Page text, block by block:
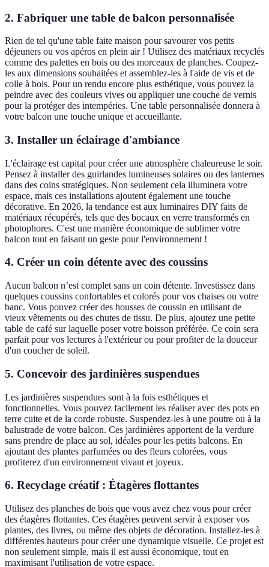
2. Fabriquer une table de balcon personnalisée
Rien de tel qu'une table faite maison pour savourer vos petits
déjeuners ou vos apéros en plein air ! Utilisez des matériaux recyclés
comme des palettes en bois ou des morceaux de planches. Coupez-
les aux dimensions souhaitées et assemblez-les à l'aide de vis et de
colle à bois. Pour un rendu encore plus esthétique, vous pouvez la
peindre avec des couleurs vives ou appliquer une couche de vernis
pour la protéger des intempéries. Une table personnalisée donnera à
votre balcon une touche unique et accueillante.
3. Installer un éclairage d'ambiance
L'éclairage est capital pour créer une atmosphère chaleureuse le soir.
Pensez à installer des guirlandes lumineuses solaires ou des lanternes
dans des coins stratégiques. Non seulement cela illuminera votre
espace, mais ces installations ajoutent également une touche
décorative. En 2026, la tendance est aux luminaires DIY faits de
matériaux récupérés, tels que des bocaux en verre transformés en
photophores. C'est une manière économique de sublimer votre
balcon tout en faisant un geste pour l'environnement !
4. Créer un coin détente avec des coussins
Aucun balcon n’est complet sans un coin détente. Investissez dans
quelques coussins confortables et colorés pour vos chaises ou votre
banc. Vous pouvez créer des housses de coussin en utilisant de
vieux vêtements ou des chutes de tissu. De plus, ajoutez une petite
table de café sur laquelle poser votre boisson préférée. Ce coin sera
parfait pour vos lectures à l'extérieur ou pour profiter de la douceur
d'un coucher de soleil.
5. Concevoir des jardinières suspendues
Les jardinières suspendues sont à la fois esthétiques et
fonctionnelles. Vous pouvez facilement les réaliser avec des pots en
terre cuite et de la corde robuste. Suspendez-les à une poutre ou à la
balustrade de votre balcon. Ces jardinières apportent de la verdure
sans prendre de place au sol, idéales pour les petits balcons. En
ajoutant des plantes parfumées ou des fleurs colorées, vous
profiterez d'un environnement vivant et joyeux.
6. Recyclage créatif : Étagères flottantes
Utilisez des planches de bois que vous avez chez vous pour créer
des étagères flottantes. Ces étagères peuvent servir à exposer vos
plantes, des livres, ou même des objets de décoration. Installez-les à
différentes hauteurs pour créer une dynamique visuelle. Ce projet est
non seulement simple, mais il est aussi économique, tout en
maximisant l'utilisation de votre espace.